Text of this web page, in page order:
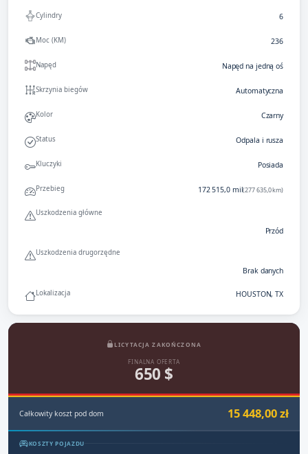
Cylindry 6
Moc (KM) 236
Napęd Napęd na jedną oś
Skrzynia biegów Automatyczna
Kolor Czarny
Status Odpala i rusza
Kluczyki Posiada
Przebieg 172 515,0 mil(277 635,0 km)
Uszkodzenia główne
Przód
Uszkodzenia drugorzędne
Brak danych
Lokalizacja HOUSTON, TX
LICYTACJA ZAKOŃCZONA
FINALNA OFERTA
650 $
Całkowity koszt pod dom 15 448,00 zł
KOSZTY POJAZDU